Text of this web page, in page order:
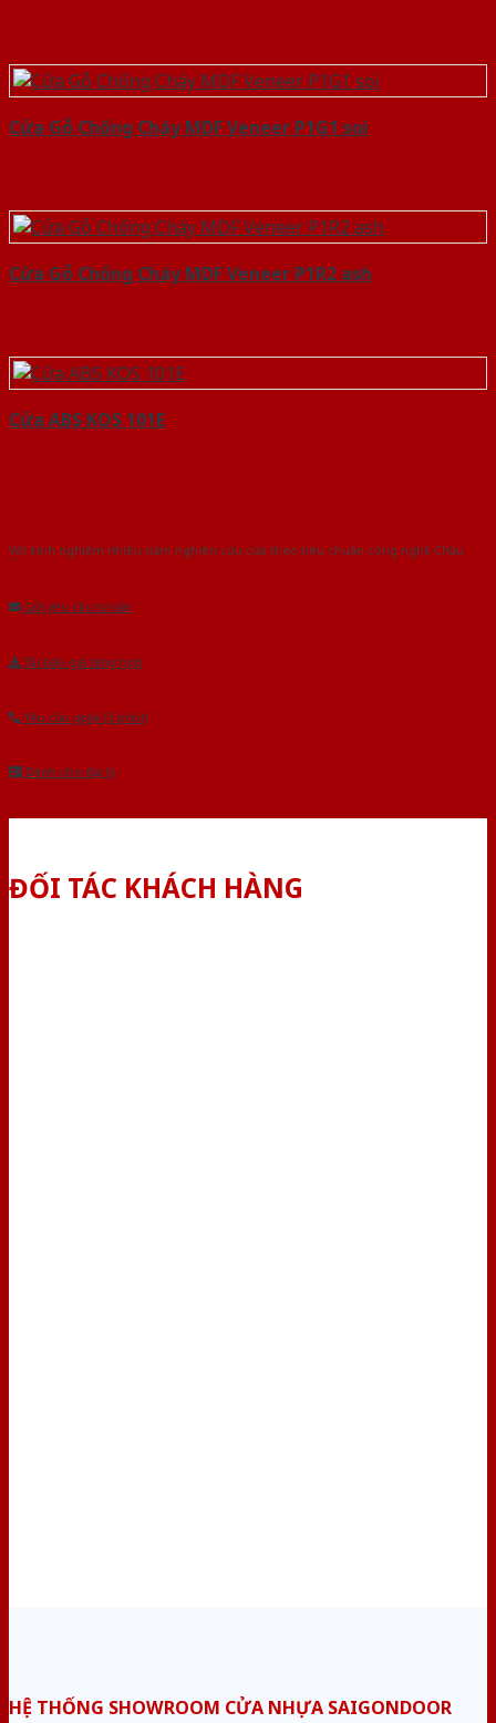
Cửa Gỗ Chống Cháy MDF Veneer P1G1 soi
Cửa Gỗ Chống Cháy MDF Veneer P1R2 ash
Cửa ABS KOS 101E
Với kinh nghiệm nhiêu năm nghiên cứu cửa theo tiêu chuẩn công nghệ Châu
Gửi yêu cầu tư vấn
Tải báo giá tổng hợp
Yêu cầu gọi lại (3 phút)
Dành cho đại lý
ĐỐI TÁC KHÁCH HÀNG
HỆ THỐNG SHOWROOM CỬA NHỰA SAIGONDOOR